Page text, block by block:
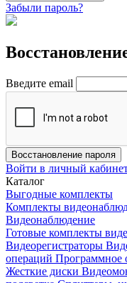
Забыли пароль?
Введите email
Восстановление пароля
Войти в личный
Каталог
Выгодные комплекты
Комплекты
Видеонаблюдение
Готовые комплекты
Видеорегистраторы
операций Программное
Жесткие диски